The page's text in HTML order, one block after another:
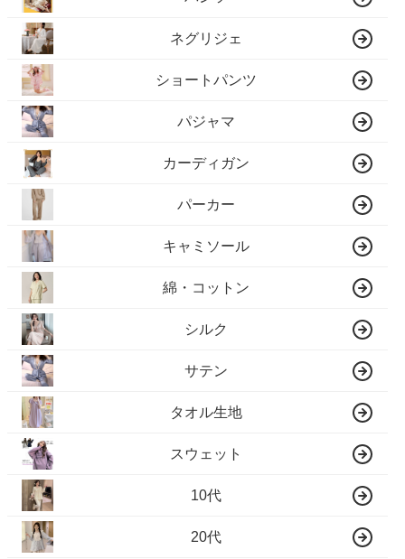
ネグリジェ
ショートパンツ
パジャマ
カーディガン
パーカー
キャミソール
綿・コットン
シルク
サテン
タオル生地
スウェット
10代
20代